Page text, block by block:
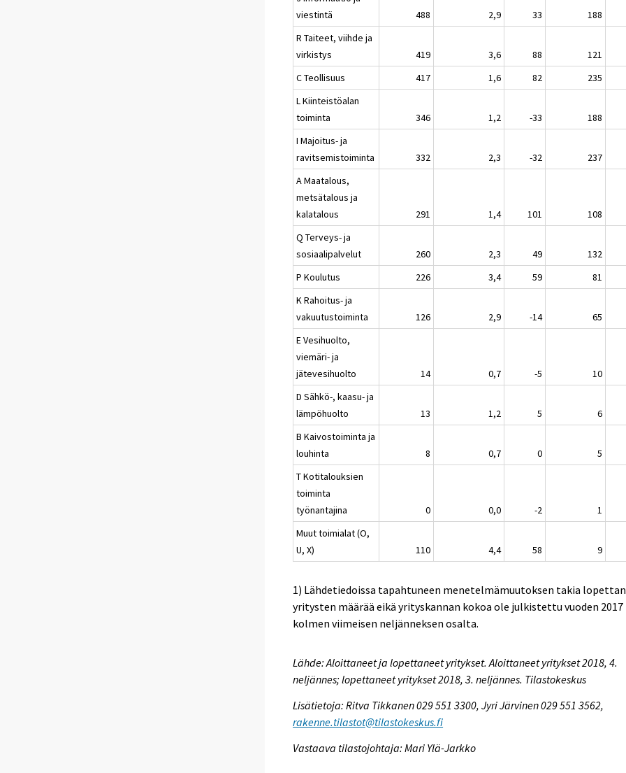
viestintä
488 2,9 33 188
R Taiteet, viihde ja
virkistys
419 3,6 88 121
C Teollisuus
417 1,6 82 235
L Kiinteistöalan
toiminta
346 1,2 -33 188
I Majoitus- ja
ravitsemistoiminta
332 2,3 -32 237
A Maatalous,
metsätalous ja
kalatalous
291 1,4 101 108
Q Terveys- ja
sosiaalipalvelut
260 2,3 49 132
P Koulutus
226 3,4 59 81
K Rahoitus- ja
vakuutustoiminta
126 2,9 -14 65
E Vesihuolto,
viemäri- ja
jätevesihuolto
14 0,7 -5 10
D Sähkö-, kaasu- ja
lämpöhuolto
13 1,2 5 6
B Kaivostoiminta ja
louhinta
8 0,7 0 5
T Kotitalouksien
toiminta
työnantajina
0 0,0 -2 1
Muut toimialat (O,
U, X)
110 4,4 58 9
1) Lähdetiedoissa tapahtuneen menetelmämuutoksen takia
yritysten määrää eikä yrityskannan kokoa ole julkistettu vuoden 2017
kolmen viimeisen neljänneksen osalta.
Lähde: Aloittaneet ja lopettaneet yritykset. Aloittaneet yritykset 2018, 4.
neljännes; lopettaneet yritykset 2018, 3. neljännes. Tilastokeskus
Lisätietoja: Ritva Tikkanen 029 551 3300, Jyri Järvinen 029 551 3562,
rakenne.tilastot@tilastokeskus.fi
Vastaava tilastojohtaja: Mari Ylä-Jarkko